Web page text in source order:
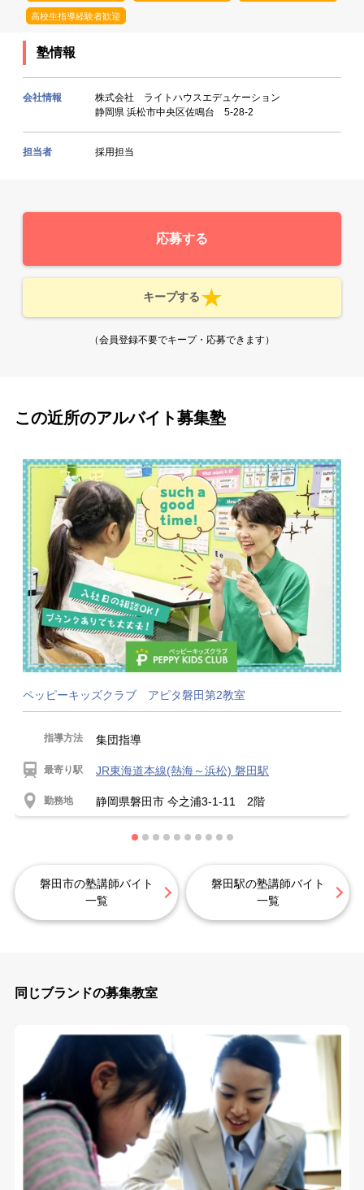
高校生指導経験者歓迎
塾情報
会社情報
株式会社 ライトハウスエデュケーション
静岡県 浜松市中央区佐鳴台 5-28-2
担当者 採用担当
応募する
キープする
（会員登録不要でキープ・応募できます）
この近所のアルバイト募集塾
ペッピーキッズクラブ アピタ磐田第2教室
指導方法 集団指導
最寄り駅 JR東海道本線(熱海～浜松) 磐田駅
勤務地 静岡県磐田市 今之浦3-1-11 2階
磐田市の塾講師バイト
一覧
磐田駅の塾講師バイト
一覧
同じブランドの募集教室